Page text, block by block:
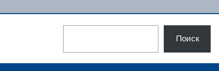
Поиск